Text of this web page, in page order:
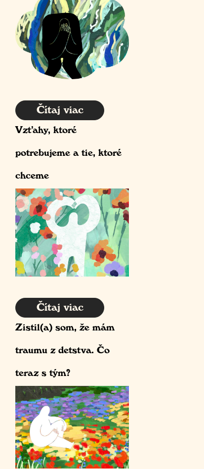
Čítaj viac
Vzťahy, ktoré
potrebujeme a tie, ktoré
chceme
Čítaj viac
Zistil(a) som, že mám
traumu z detstva. Čo
teraz s tým?